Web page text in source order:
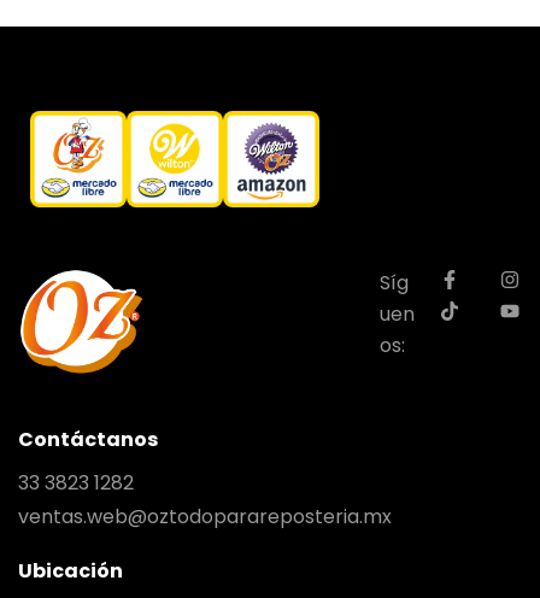
Síg
uen
os:
Contáctanos
33 3823 1282
ventas.web@oztodoparareposteria.mx
Ubicación